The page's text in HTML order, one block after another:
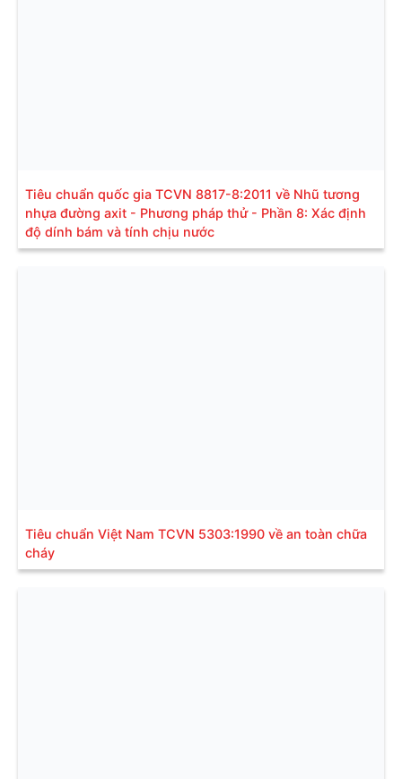
Tiêu chuẩn quốc gia TCVN 8817-8:2011 về Nhũ tương
nhựa đường axit - Phương pháp thử - Phần 8: Xác định
độ dính bám và tính chịu nước
Tiêu chuẩn Việt Nam TCVN 5303:1990 về an toàn chữa
cháy